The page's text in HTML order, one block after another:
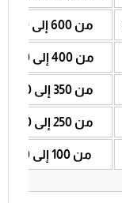
من 600 إلى 950 ريال
من 400 إلى 700 ريال
من 350 إلى 600 ريال
من 250 إلى 400 ريال
من 100 إلى 180 ريال